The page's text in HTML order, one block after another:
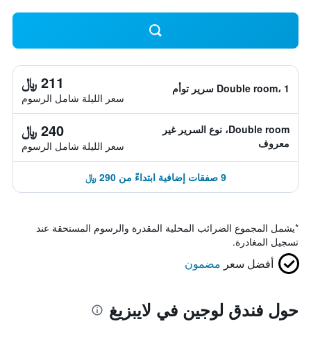
Double room، 1 سرير توأم 211 ﷼
سعر الليلة شامل الرسوم
Double room، نوع السرير غير
معروف
240 ﷼
سعر الليلة شامل الرسوم
9 صفقات إضافية ابتداءً من 290 ﷼
*يشمل المجموع الضرائب المحلية المقدرة والرسوم المستحقة عند
تسجيل المغادرة.
أفضل سعر مضمون
حول فندق لوجين في لايبزيغ